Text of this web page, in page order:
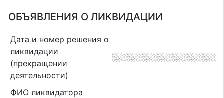
ОБЪЯВЛЕНИЯ О ЛИКВИДАЦИИ
Дата и номер решения о
ликвидации
(прекращении
деятельности)
ФИО ликвидатора